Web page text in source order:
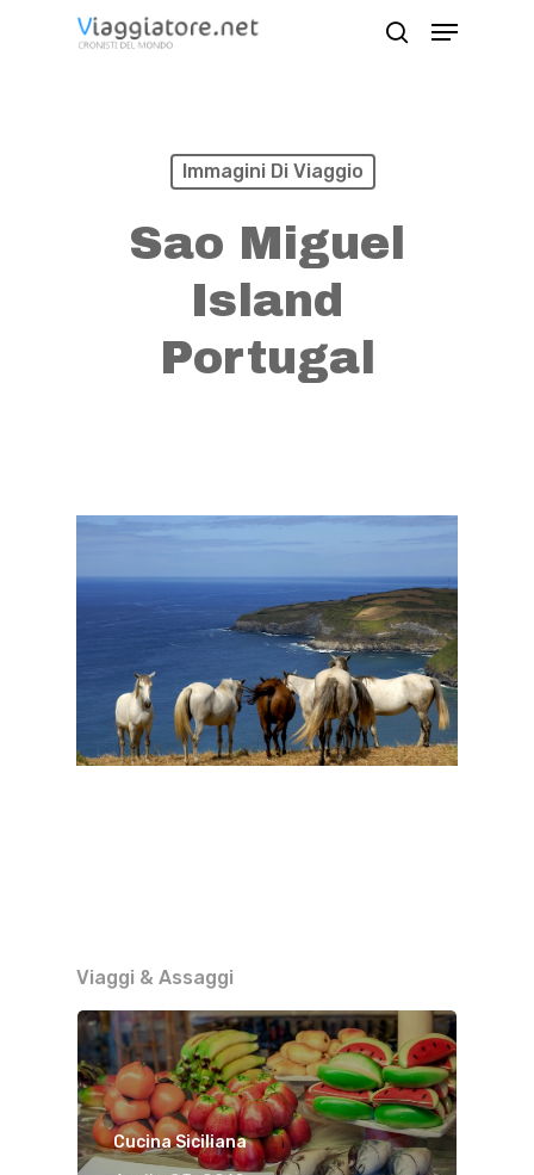
Menu
Immagini Di Viaggio
Sao Miguel
Island
Portugal
Viaggi & Assaggi
Cucina Siciliana